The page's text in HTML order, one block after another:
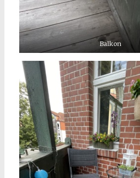
Balkon